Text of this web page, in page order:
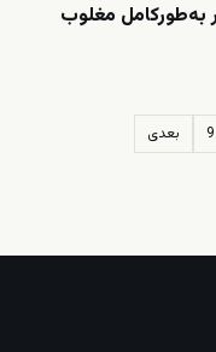
به‌طورکامل مغلوب
9 بعدی